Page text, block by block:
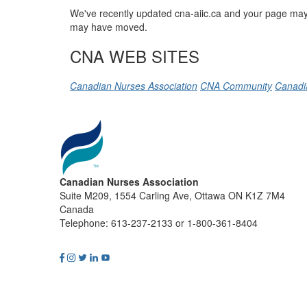
We've recently updated cna-aiic.ca and your page
may have moved.
CNA WEB SITES
Canadian Nurses Association CNA Community
Canadian Nurses Association
Suite M209, 1554 Carling Ave, Ottawa ON K1Z 7M4
Canada
Telephone: 613-237-2133 or 1-800-361-8404